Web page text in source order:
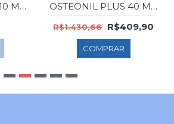
OSTEONIL MINI 10 MG INJ. 1X1 ML
OSTEONIL PLUS 40 MG INJ. 1X2 ML
R$1.430,66 R$409,90
COMPRAR